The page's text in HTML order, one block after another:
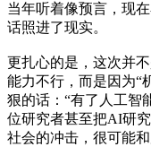
当年听着像预言，现
话照进了现实。
更扎心的是，这次并
能力不行，而是因为“
狠的话：“有了人工智
位研究者甚至把AI研
社会的冲击，很可能和